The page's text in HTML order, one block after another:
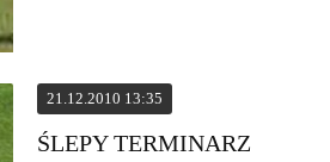
21.12.2010 13:35
ŚLEPY TERMINARZ